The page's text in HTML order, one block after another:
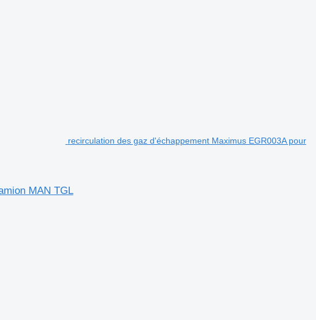
recirculation des gaz d'échappement Maximus EGR003A pour
MAN TGL